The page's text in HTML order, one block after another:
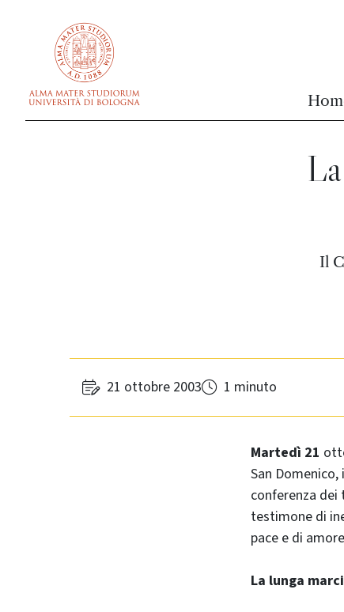
Il
21 ottobre 2003 1 minuto
Martedì 21
San
conferenza
testimone di
pace e di
La lunga